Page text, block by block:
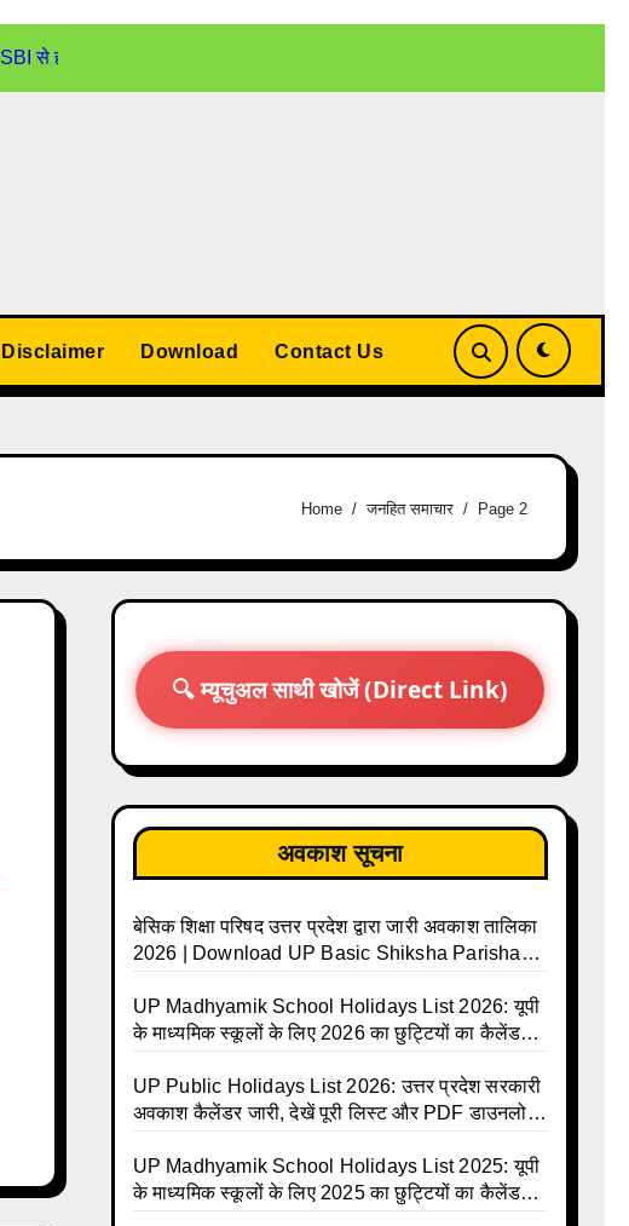
से होगा बड़ा समझौता
Disclaimer Download Contact Us
Home जनहित समाचार Page 2
🔍 म्यूचुअल साथी खोजें (Direct Link)
अवकाश सूचना
बेसिक शिक्षा परिषद उत्तर प्रदेश द्वारा जारी अवकाश तालिका
2026 | Download UP Basic Shiksha Parishad
Basic School Avkash Talika UP 2026 | UP
Basic Shiksha Parishad Avkash Talika 2026 |
and Calendar List 2026
UP Madhyamik School Holidays List 2026: यूपी
के माध्यमिक स्कूलों के लिए 2026 का छुट्टियों का कैलेंडर
Talika | UP Madhyamik Avkash Talika 2026 |
UP Madhyamik School avkash suchi | UP
Holiday Calendar | Madhyamik School
Holidays List 2026
UP Public Holidays List 2026: उत्तर प्रदेश सरकारी
अवकाश कैलेंडर जारी, देखें पूरी लिस्ट और PDF डाउनलोड
talika | Sarkari Avkash Talika | Up Holidays List
| Holidays Calendar
UP Madhyamik School Holidays List 2025: यूपी
के माध्यमिक स्कूलों के लिए 2025 का छुट्टियों का कैलेंडर